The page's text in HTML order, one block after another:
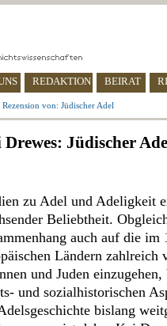
REDAKTION BEIRAT
Rezension von: Jüdischer Adel
Jüdischer
zu Adel und Adeligkeit
Beliebtheit.
auch auf die im
Ländern
und Juden
und sozialhistorischen
bislang